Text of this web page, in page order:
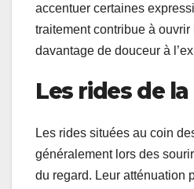
accentuer certaines
traitement contribue à
davantage de douceur à
Les rides de
Les rides situées au coin
généralement lors des
du regard. Leur atténuation